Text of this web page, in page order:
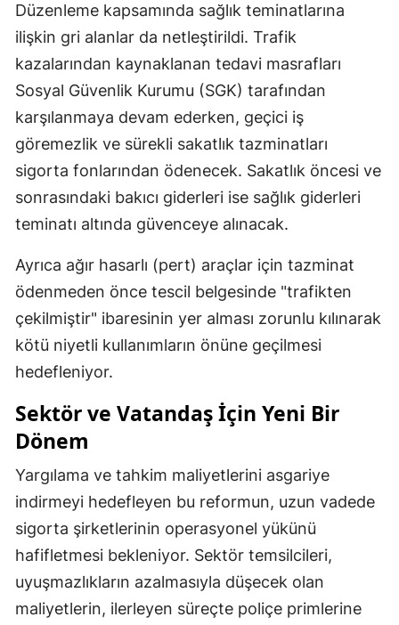
Düzenleme kapsamında sağlık teminatlarına
ilişkin gri alanlar da netleştirildi. Trafik
kazalarından kaynaklanan tedavi masrafları
Sosyal Güvenlik Kurumu (SGK) tarafından
karşılanmaya devam ederken, geçici iş
göremezlik ve sürekli sakatlık tazminatları
sigorta fonlarından ödenecek. Sakatlık öncesi ve
sonrasındaki bakıcı giderleri ise sağlık giderleri
teminatı altında güvenceye alınacak.
Ayrıca ağır hasarlı (pert) araçlar için tazminat
ödenmeden önce tescil belgesinde "trafikten
çekilmiştir" ibaresinin yer alması zorunlu kılınarak
kötü niyetli kullanımların önüne geçilmesi
hedefleniyor.
Sektör ve Vatandaş İçin Yeni Bir
Dönem
Yargılama ve tahkim maliyetlerini asgariye
indirmeyi hedefleyen bu reformun, uzun vadede
sigorta şirketlerinin operasyonel yükünü
hafifletmesi bekleniyor. Sektör temsilcileri,
uyuşmazlıkların azalmasıyla düşecek olan
maliyetlerin, ilerleyen süreçte poliçe primlerine